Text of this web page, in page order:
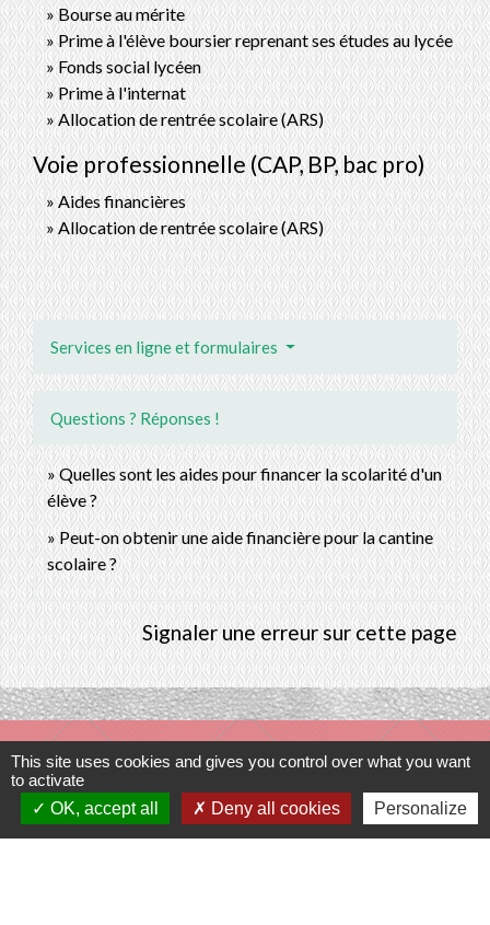
Bourse au mérite
Prime à l'élève boursier reprenant ses études au lycée
Fonds social lycéen
Prime à l'internat
Allocation de rentrée scolaire (ARS)
Voie professionnelle (CAP, BP, bac pro)
Aides financières
Allocation de rentrée scolaire (ARS)
Services en ligne et formulaires
Questions ? Réponses !
Quelles sont les aides pour financer la scolarité d'un
élève ?
Peut-on obtenir une aide financière pour la cantine
scolaire ?
Signaler une erreur sur cette page
Contacts
Commune de Prunay-Cassereau
11, rue de l'Hôtel de Ville
This site uses cookies and gives you control over what you want
to activate
OK, accept all
Deny all cookies Personalize